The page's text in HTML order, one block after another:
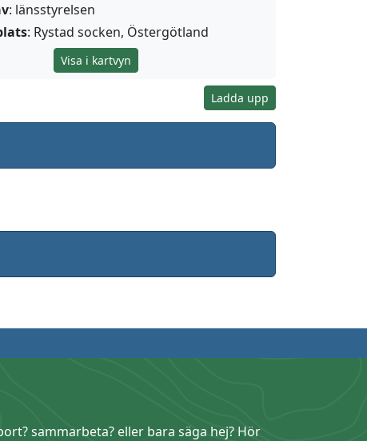
: länsstyrelsen
: Rystad socken, Östergötland
Visa i kartvyn
Ladda upp
sammarbeta? eller bara säga hej? Hör